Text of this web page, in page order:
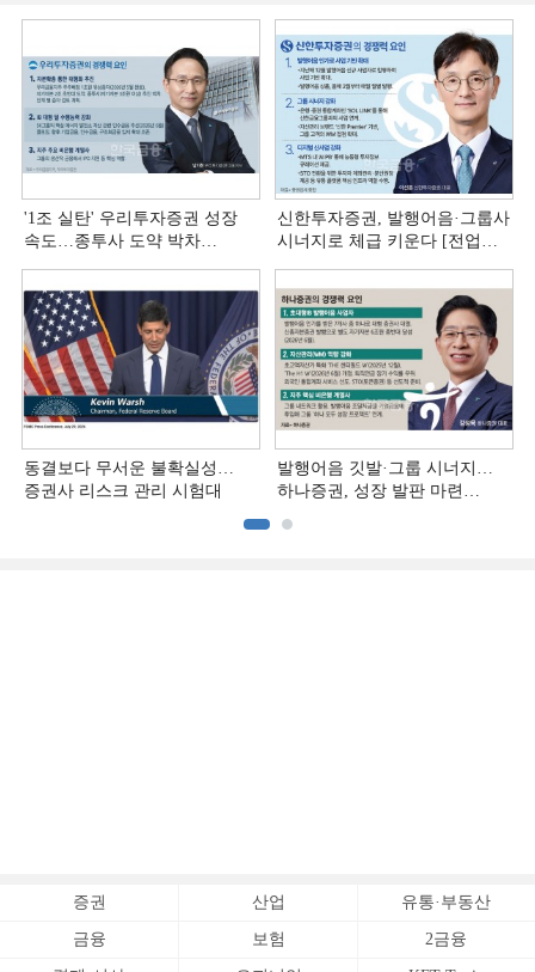
'1조 실탄' 우리투자증권 성장
속도…종투사 도약 박차
증권사 (5)]
신한투자증권, 발행어음·그룹사
시너지로 체급 키운다 [전업계
동결보다 무서운 불확실성…
증권사 리스크 관리 시험대
발행어음 깃발·그룹 시너지…
하나증권, 성장 발판 마련
증권 산업 유통·부동산
금융 보험 2금융